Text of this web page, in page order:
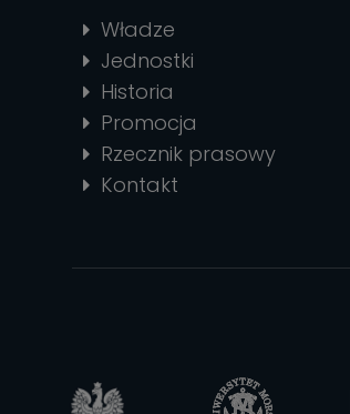
Władze
Jednostki
Historia
Promocja
Rzecznik prasowy
Kontakt